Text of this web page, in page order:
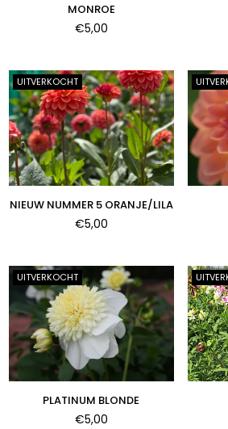
MONROE
Normale
€5,00
UITVERKOCHT
NIEUW NUMMER 5 ORANJE/LILA
Normale
€5,00
UITVERKOCHT
PLATINUM BLONDE
Normale
€5,00